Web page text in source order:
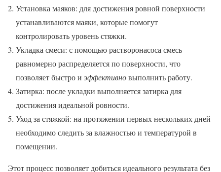
Установка маяков: для достижения ровной поверхности
устанавливаются маяки, которые помогут
контролировать уровень стяжки.
Укладка смеси: с помощью растворонасоса смесь
равномерно распределяется по поверхности, что
позволяет быстро и эффективновыполнить работу.
Затирка: после укладки выполняется затирка для
достижения идеальной ровности.
Уход за стяжкой: на протяжении первых нескольких дней
необходимо следить за влажностью и температурой в
помещении.
Этот процесс позволяет добиться идеального результата без